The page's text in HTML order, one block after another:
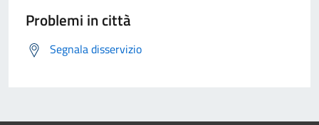
Problemi in città
Segnala disservizio